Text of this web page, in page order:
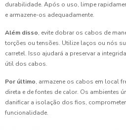
durabilidade. Após o uso, limpe
e armazene-os adequadamente.
Além disso, evite dobrar os cabos de
torções ou tensões. Utilize laços ou nós
carretel. Isso ajudará a preservar a
útil dos cabos.
Por último, armazene os cabos em local
direta e de fontes de calor. Os ambientes
danificar a isolação dos fios,
funcionalidade.